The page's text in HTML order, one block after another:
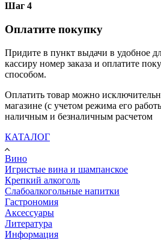
Шаг 4
Оплатите покупку
Придите в пункт выдачи в удобное
кассиру номер заказа и оплатите
способом.
Оплатить товар можно
магазине (с учетом режима его
наличным и безналичным расчетом
КАТАЛОГ
Вино
Игристые вина и шампанское
Крепкий алкоголь
Слабоалкогольные напитки
Гастрономия
Аксессуары
Литература
Информация